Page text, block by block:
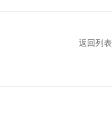
返回列表